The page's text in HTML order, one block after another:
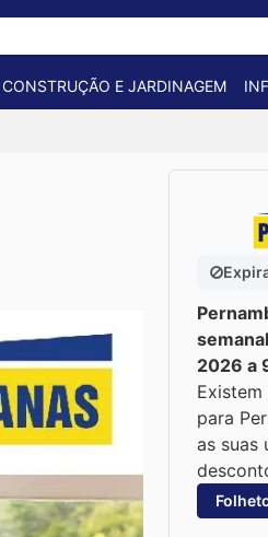
CONSTRUÇÃO E JARDINAGEM
2026 a
para
as suas